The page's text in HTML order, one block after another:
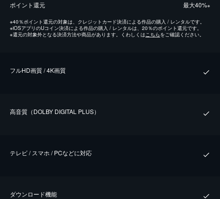
ポイント還元 最⼤40%※
※40％ポイント還元の対象は、クレジットカード決済による作品の購入 / レンタルです。
※iOSアプリのUコイン決済による作品の購入 / レンタルは、20％のポイント還元です。
※還元の対象外となる決済方法や商品があります。くわしくはこちらをご確認ください。
フルHD画質 / 4K画質
⾼⾳質（DOLBY DIGITAL PLUS）
テレビ / スマホ / PCなどに対応
ダウンロード機能